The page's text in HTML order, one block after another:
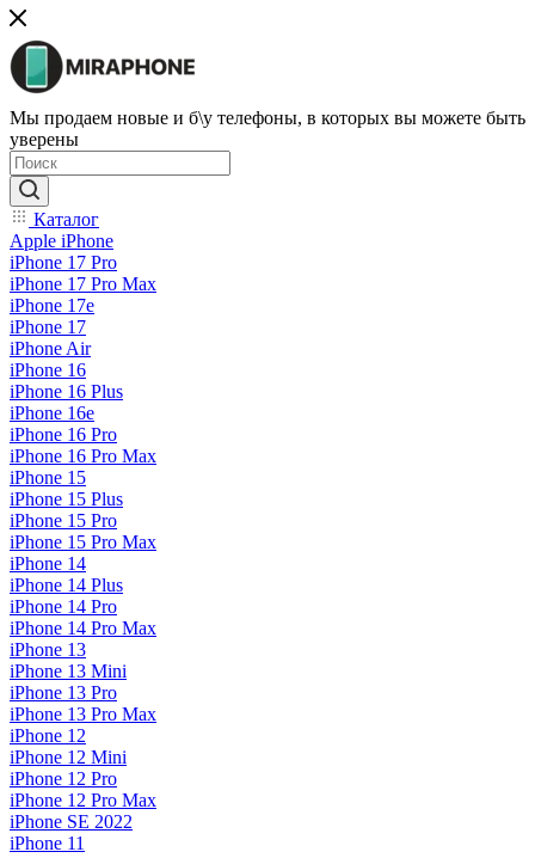
Мы продаем новые и б\у телефоны, в которых вы можете быть
уверены
Каталог
Apple iPhone
iPhone 17 Pro
iPhone 17 Pro Max
iPhone 17e
iPhone 17
iPhone Air
iPhone 16
iPhone 16 Plus
iPhone 16e
iPhone 16 Pro
iPhone 16 Pro Max
iPhone 15
iPhone 15 Plus
iPhone 15 Pro
iPhone 15 Pro Max
iPhone 14
iPhone 14 Plus
iPhone 14 Pro
iPhone 14 Pro Max
iPhone 13
iPhone 13 Mini
iPhone 13 Pro
iPhone 13 Pro Max
iPhone 12
iPhone 12 Mini
iPhone 12 Pro
iPhone 12 Pro Max
iPhone SE 2022
iPhone 11